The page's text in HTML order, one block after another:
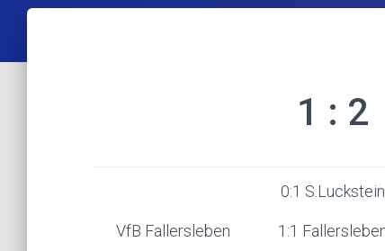
1 : 2
VfB Fallersleben
0:1 S.Luckstein
1:1